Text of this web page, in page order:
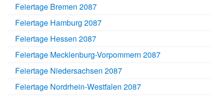
Feiertage Bremen 2087
Feiertage Hamburg 2087
Feiertage Hessen 2087
Feiertage Mecklenburg-Vorpommern 2087
Feiertage Niedersachsen 2087
Feiertage Nordrhein-Westfalen 2087